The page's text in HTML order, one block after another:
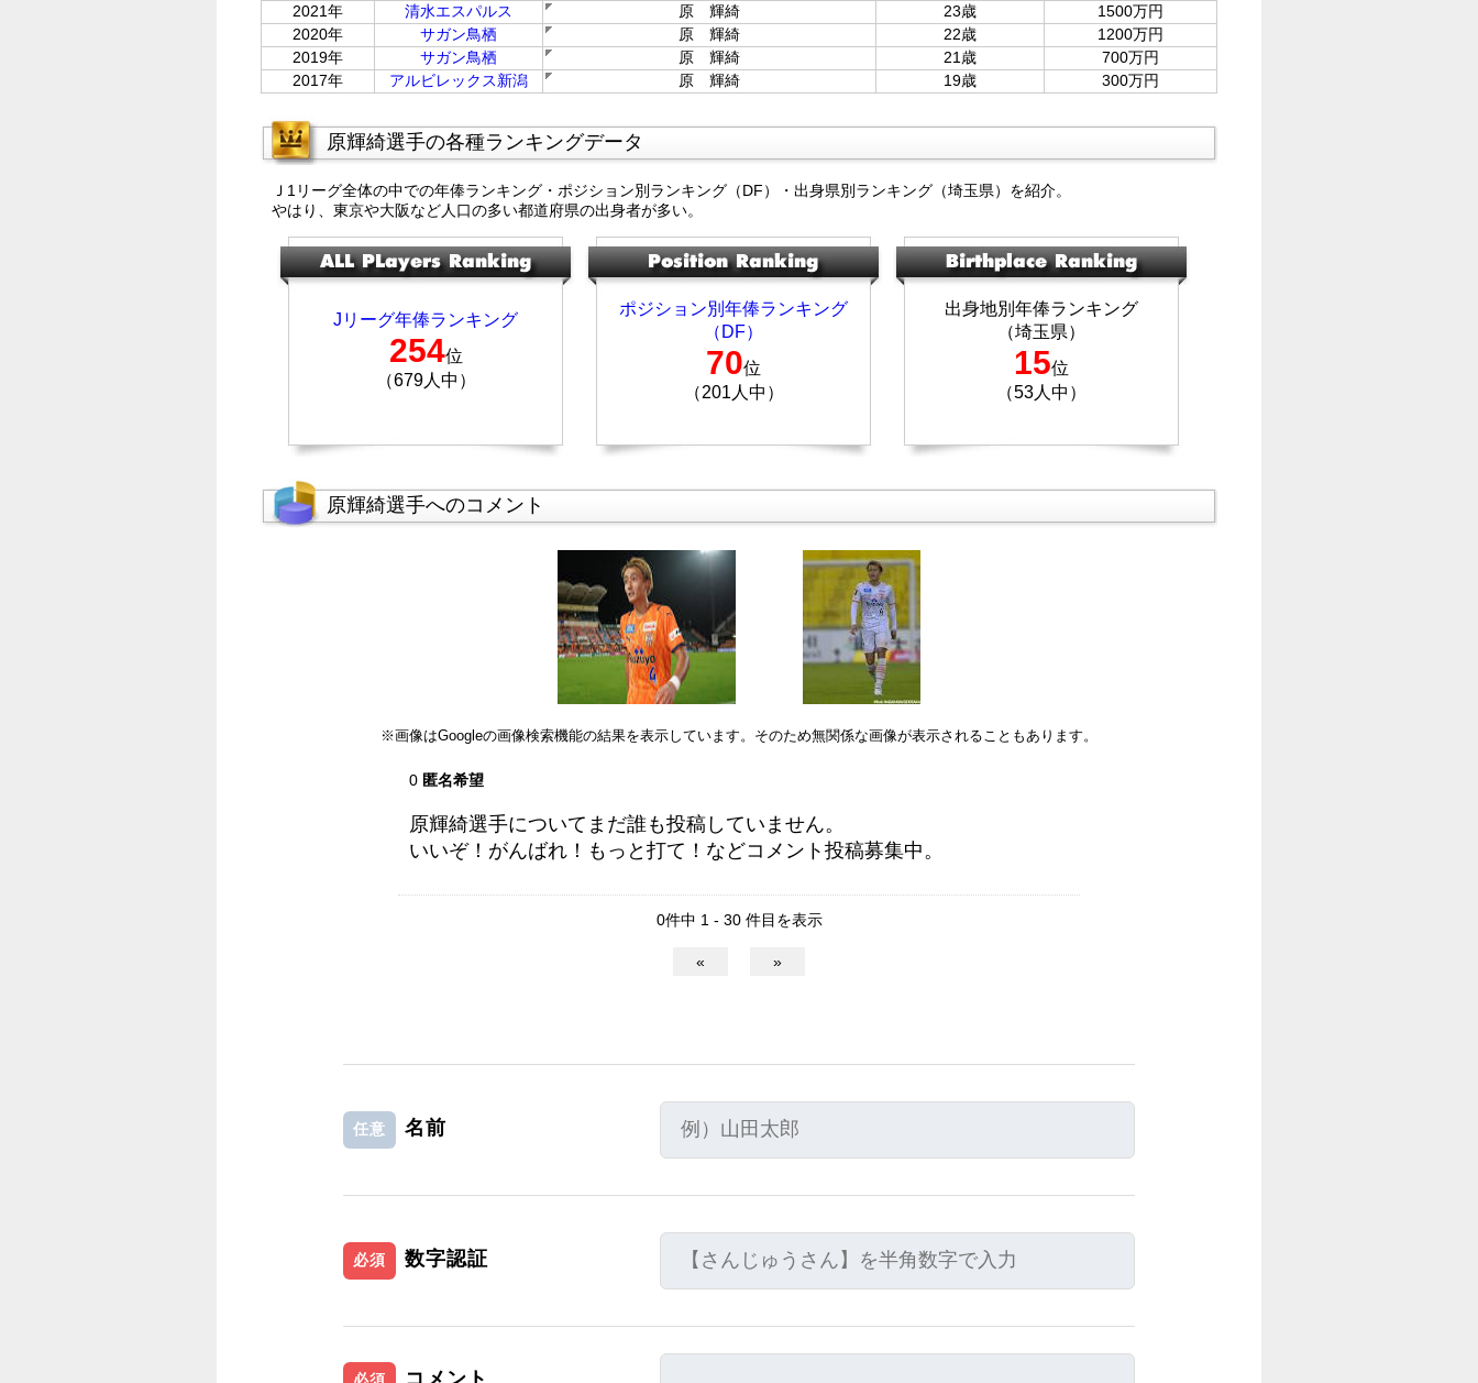
2021年
清水エスパルス 原 輝綺 23歳
1500万円
2020年
サガン鳥栖 原 輝綺 22歳
1200万円
2019年
サガン鳥栖 原 輝綺 21歳
700万円
2017年
アルビレックス新潟 原 輝綺 19歳 300万円
原輝綺選手の各種ランキングデータ
Ｊ1リーグ全体の中での年俸ランキング・ポジション別ランキング（DF）・出身県別ランキング（埼玉県）を紹介。
やはり、東京や大阪など人口の多い都道府県の出身者が多い。
Jリーグ年俸ランキング
254位
（679人中）
ポジション別年俸ランキング
（DF）
70位
（201人中）
出身地別年俸ランキング
（埼玉県）
15位
（53人中）
原輝綺選手へのコメント
※画像はGoogleの画像検索機能の結果を表示しています。そのため無関係な画像が表示されることもあります。
0 匿名希望
原輝綺選手についてまだ誰も投稿していません。
いいぞ！がんばれ！もっと打て！などコメント投稿募集中。
0件中 1 - 30 件目を表示
« »
任意 名前
必須 数字認証
必須 コメント